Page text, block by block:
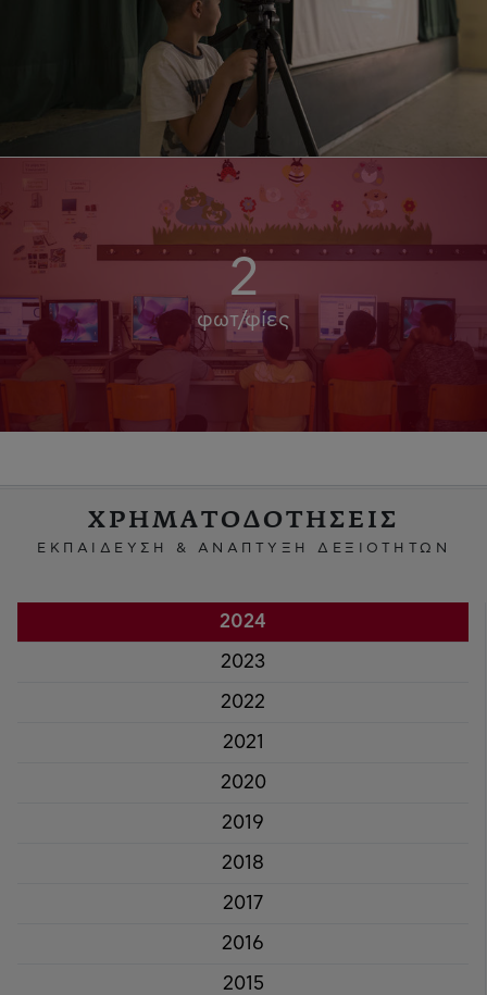
2
φωτ/φίες
ΧΡΗΜΑΤΟΔΟΤΗΣΕΙΣ
ΕΚΠΑΙΔΕΥΣΗ & ΑΝΑΠΤΥΞΗ ΔΕΞΙΟΤΗΤΩΝ
2024
2023
2022
2021
2020
2019
2018
2017
2016
2015